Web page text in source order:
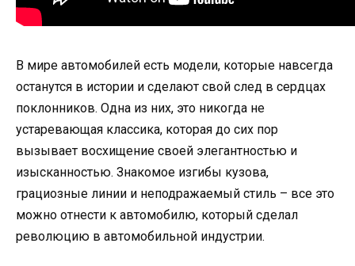
В мире автомобилей есть модели, которые навсегда
останутся в истории и сделают свой след в сердцах
поклонников. Одна из них, это никогда не
устаревающая классика, которая до сих пор
вызывает восхищение своей элегантностью и
изысканностью. Знакомое изгибы кузова,
грациозные линии и неподражаемый стиль – все это
можно отнести к автомобилю, который сделал
революцию в автомобильной индустрии.